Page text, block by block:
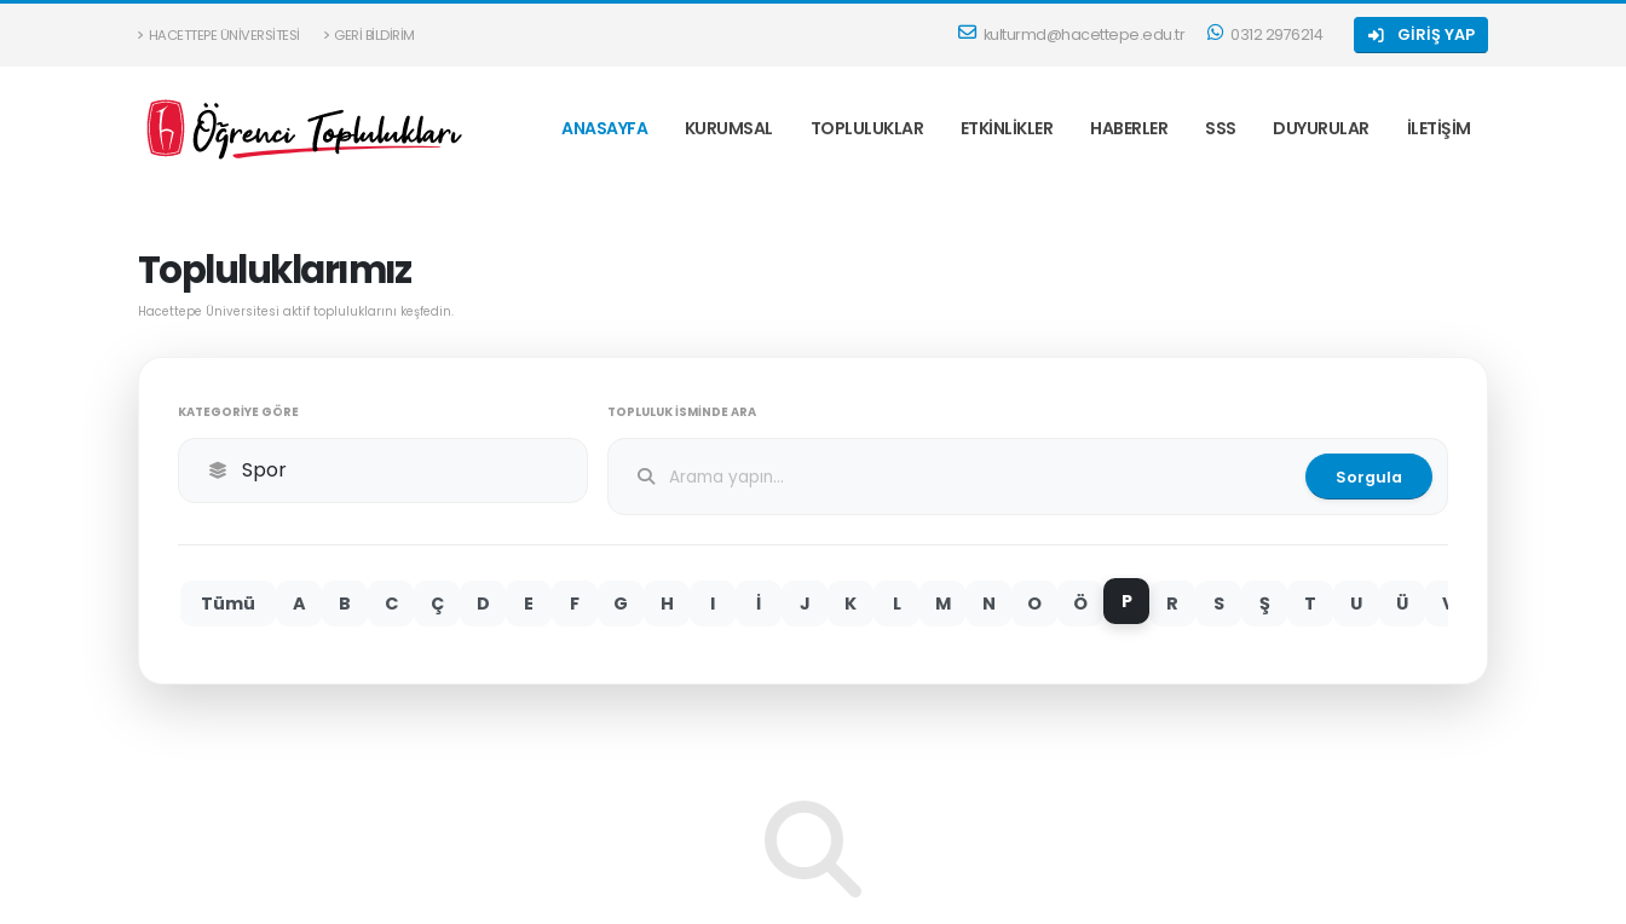
HACETTEPE ÜNIVERSITESI GERI BILDIRIM kulturmd@hacettepe.edu.tr 0312 2976214 GIRIŞ YAP
ANASAYFA KURUMSAL TOPLULUKLAR ETKINLIKLER HABERLER SSS DUYURULAR İLETIŞIM
Topluluklarımız
Hacettepe Üniversitesi aktif topluluklarını keşfedin.
KATEGORIYE GÖRE TOPLULUK İSMINDE ARA
Sorgula
Tümü A B C Ç D E F G H I İ J K L M N O Ö P R S Ş T U Ü V